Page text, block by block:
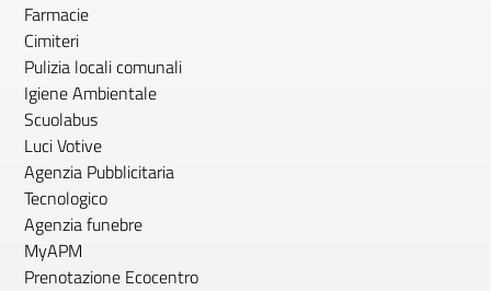
Farmacie
Cimiteri
Pulizia locali comunali
Igiene Ambientale
Scuolabus
Luci Votive
Agenzia Pubblicitaria
Tecnologico
Agenzia funebre
MyAPM
Prenotazione Ecocentro